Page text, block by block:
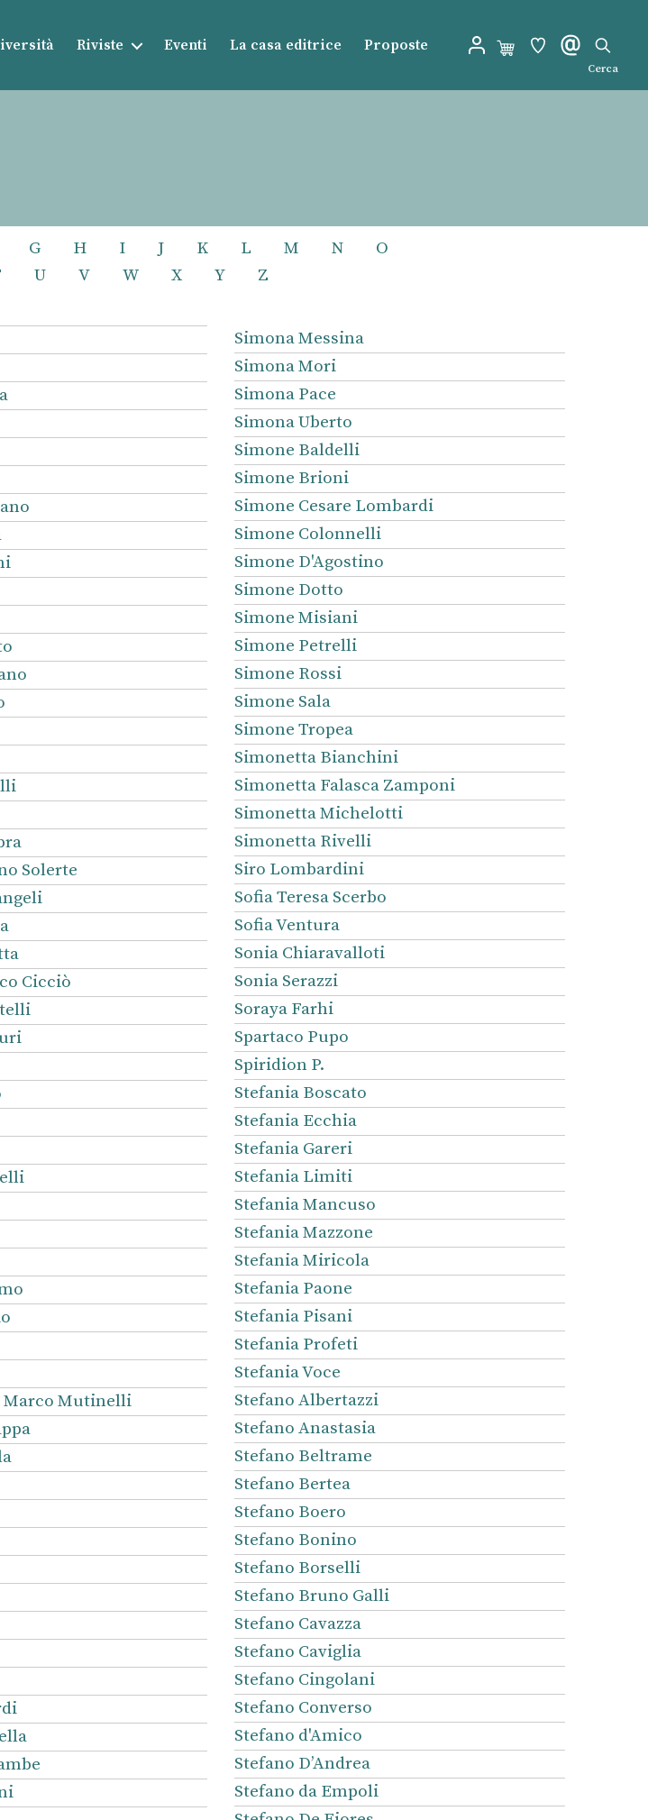
Riviste Eventi La casa editrice Proposte
Cerca
G H I J K L M N
O
U V W X Y Z
Solerte
Cicciò
Marco Mutinelli
Simona Messina
Simona Mori
Simona Pace
Simona Uberto
Simone Baldelli
Simone Brioni
Simone Cesare Lombardi
Simone Colonnelli
Simone D'Agostino
Simone Dotto
Simone Misiani
Simone Petrelli
Simone Rossi
Simone Sala
Simone Tropea
Simonetta Bianchini
Simonetta Falasca Zamponi
Simonetta Michelotti
Simonetta Rivelli
Siro Lombardini
Sofia Teresa Scerbo
Sofia Ventura
Sonia Chiaravalloti
Sonia Serazzi
Soraya Farhi
Spartaco Pupo
Spiridion P.
Stefania Boscato
Stefania Ecchia
Stefania Gareri
Stefania Limiti
Stefania Mancuso
Stefania Mazzone
Stefania Miricola
Stefania Paone
Stefania Pisani
Stefania Profeti
Stefania Voce
Stefano Albertazzi
Stefano Anastasia
Stefano Beltrame
Stefano Bertea
Stefano Boero
Stefano Bonino
Stefano Borselli
Stefano Bruno Galli
Stefano Cavazza
Stefano Caviglia
Stefano Cingolani
Stefano Converso
Stefano d'Amico
Stefano D’Andrea
Stefano da Empoli